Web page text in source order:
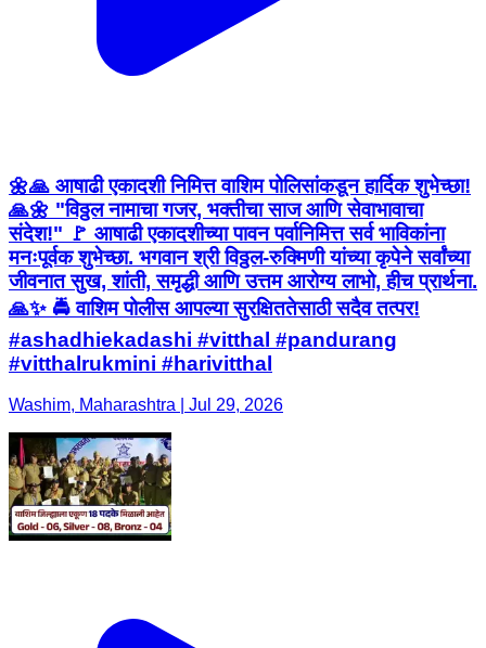
🌼🙏 आषाढी एकादशी निमित्त वाशिम पोलिसांकडून हार्दिक शुभेच्छा!
🙏🌼 "विठ्ठल नामाचा गजर, भक्तीचा साज आणि सेवाभावाचा
संदेश!" 🚩 आषाढी एकादशीच्या पावन पर्वानिमित्त सर्व भाविकांना
मनःपूर्वक शुभेच्छा. भगवान श्री विठ्ठल-रुक्मिणी यांच्या कृपेने सर्वांच्या
जीवनात सुख, शांती, समृद्धी आणि उत्तम आरोग्य लाभो, हीच प्रार्थना.
🙏✨ 🚔 वाशिम पोलीस आपल्या सुरक्षिततेसाठी सदैव तत्पर!
#ashadhiekadashi #vitthal #pandurang
#vitthalrukmini #harivitthal
Washim, Maharashtra | Jul 29, 2026